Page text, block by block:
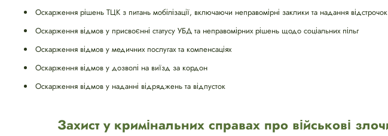
Оскарження рішень ТЦК з питань мобілізації, включаючи неправомірні заклики та надання відстрочок
Оскарження відмов у присвоєнні статусу УБД та неправомірних рішень щодо соціальних пільг
Оскарження відмов у медичних послугах та компенсаціях
Оскарження відмов у дозволі на виїзд за кордон
Оскарження відмов у наданні відряджень та відпусток
Захист у кримінальних справах про військові